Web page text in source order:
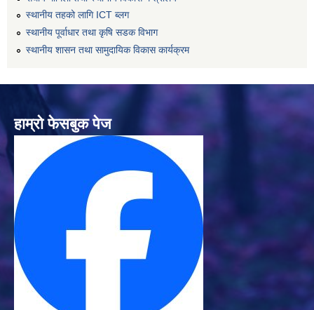
स्थानीय तहको लागि ICT ब्लग
स्थानीय पूर्वाधार तथा कृषि सडक विभाग
स्थानीय शासन तथा सामुदायिक विकास कार्यक्रम
हाम्रो फेसबुक पेज